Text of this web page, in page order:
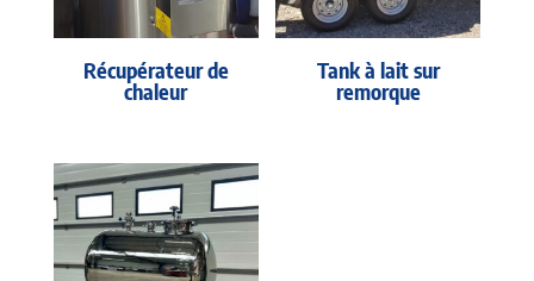
Récupérateur de
chaleur
Tank à lait sur
remorque